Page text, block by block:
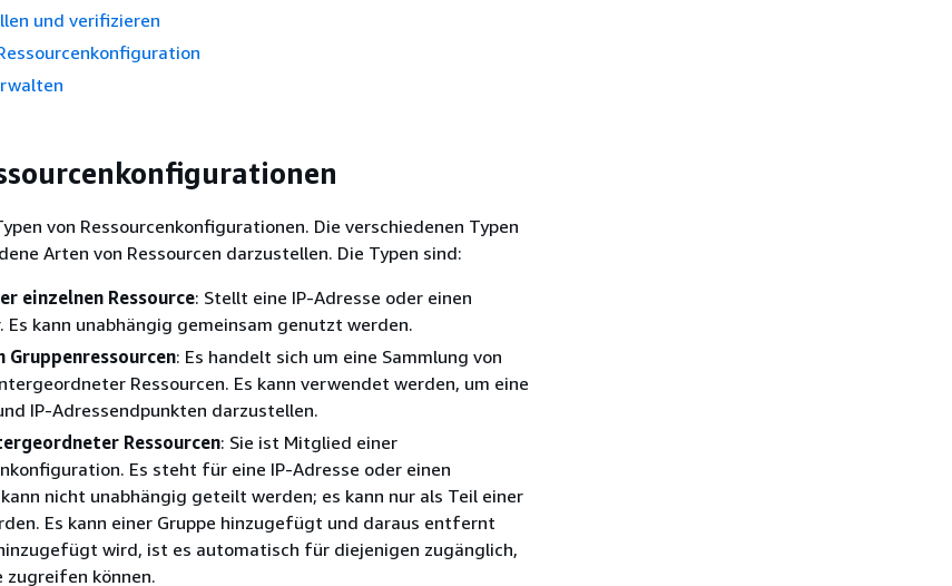
und verifizieren
von Ressourcenkonfigurationen. Die verschiedenen Typen
Arten von Ressourcen darzustellen. Die Typen sind:
einzelnen Ressource: Stellt eine IP-Adresse oder einen
Es kann unabhängig gemeinsam genutzt werden.
: Es handelt sich um eine Sammlung von
Ressourcen. Es kann verwendet werden, um eine
IP-Adressendpunkten darzustellen.
Ressourcen: Sie ist Mitglied einer
Es steht für eine IP-Adresse oder einen
nicht unabhängig geteilt werden; es kann nur als Teil einer
Es kann einer Gruppe hinzugefügt und daraus entfernt
wird, ist es automatisch für diejenigen zugänglich,
zugreifen können.